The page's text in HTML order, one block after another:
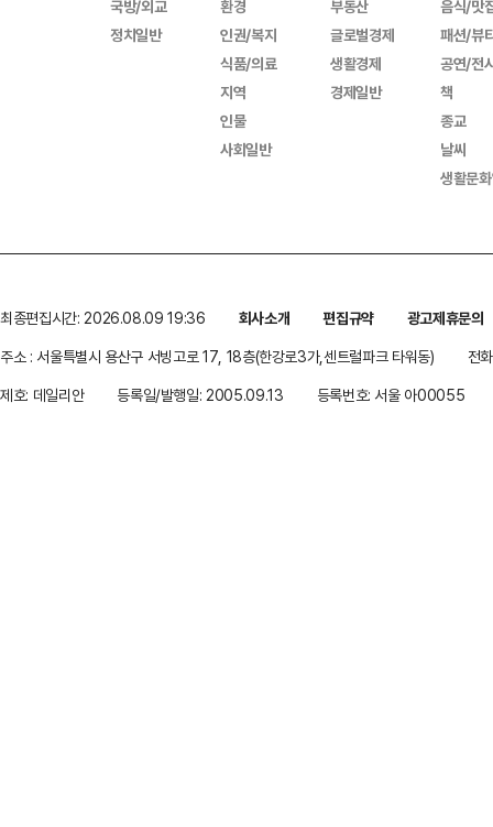
국방/외교
정치일반
환경
인권/복지
식품/의료
지역
인물
사회일반
부동산
글로벌경제
생활경제
경제일반
음식/맛
패션/뷰
공연/전
책
종교
날씨
생활문
최종편집시간: 2026.08.09 19:36 회사소개 편집규약
광고제휴문의
주소 : 서울특별시 용산구 서빙고로 17, 18층(한강로3가,센트럴파크 타워동)
전
제호: 데일리안
등록일/발행일: 2005.09.13 등록번호: 서울 아00055